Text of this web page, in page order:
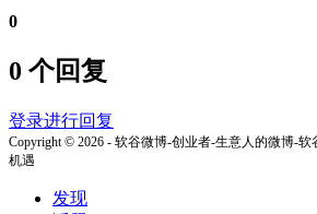
0
0 个回复
登录进行回复
Copyright © 2026 - 软谷微博-创业者-生意人的微博-
机遇
发现